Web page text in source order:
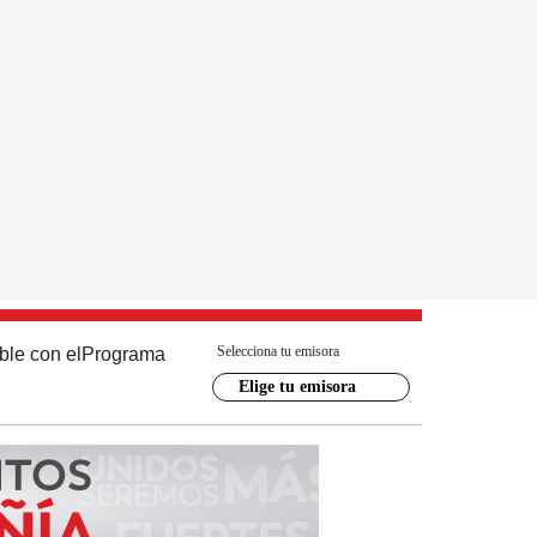
con el Programa Selecciona tu emisora
Elige tu emisora